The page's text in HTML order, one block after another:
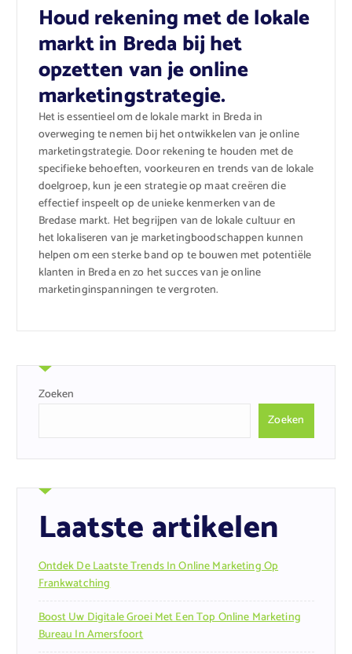
Houd rekening met de lokale
markt in Breda bij het
opzetten van je online
marketingstrategie.
Het is essentieel om de lokale markt in Breda in
overweging te nemen bij het ontwikkelen van je online
marketingstrategie. Door rekening te houden met de
specifieke behoeften, voorkeuren en trends van de lokale
doelgroep, kun je een strategie op maat creëren die
effectief inspeelt op de unieke kenmerken van de
Bredase markt. Het begrijpen van de lokale cultuur en
het lokaliseren van je marketingboodschappen kunnen
helpen om een sterke band op te bouwen met potentiële
klanten in Breda en zo het succes van je online
marketinginspanningen te vergroten.
Zoeken
Zoeken
Laatste artikelen
Ontdek De Laatste Trends In Online Marketing Op
Frankwatching
Boost Uw Digitale Groei Met Een Top Online Marketing
Bureau In Amersfoort